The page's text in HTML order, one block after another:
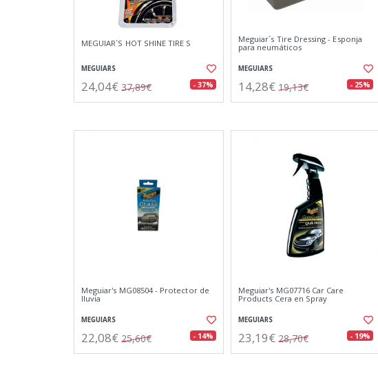
MEGUIAR´S HOT SHINE TIRE S
MEGUIARS
24,04€ 37,89€ - 37%
Meguiar´s Tire Dressing - Esponja
para neumáticos
MEGUIARS
14,28€ 19,13€ - 25%
Meguiar's MG08504 - Protector de
lluvia
MEGUIARS
22,08€ 25,60€ - 14%
Meguiar's MG07716 Car Care
Products Cera en Spray
MEGUIARS
23,19€ 28,70€ - 19%